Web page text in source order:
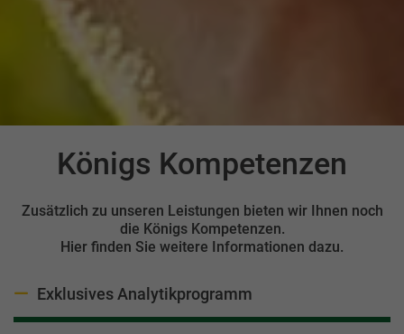
Einleitung
Königs Kompetenzen
Inhalt
Zusätzlich zu unseren Leistungen bieten wir Ihnen noch
die Königs Kompetenzen.
Hier finden Sie weitere Informationen dazu.
Antwort ausblenden
Exklusives Analytikprogramm